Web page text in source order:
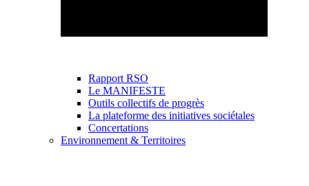
Rapport RSO
Le MANIFESTE
Outils collectifs de progrès
La plateforme des initiatives sociétales
Concertations
Environnement & Territoires